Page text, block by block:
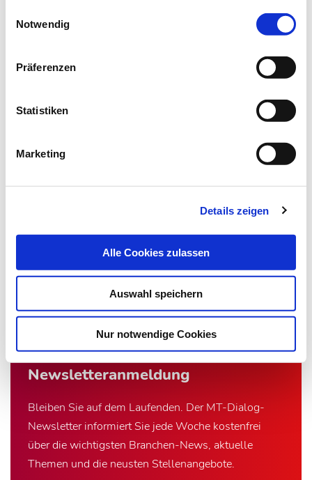
Notwendig
Präferenzen
Statistiken
Marketing
Details zeigen
Alle Cookies zulassen
Auswahl speichern
Nur notwendige Cookies
Newsletter­anmeldung
Bleiben Sie auf dem Laufenden. Der MT-Dialog-
Newsletter informiert Sie jede Woche kostenfrei
über die wichtigsten Branchen-News, aktuelle
Themen und die neusten Stellenangebote.
Katrin Kistner, Norbert Siklosi, Alexandru Babes et
channels by capsazepine and mustard oil - a novel
strategy against inflammation and pain. Scientific